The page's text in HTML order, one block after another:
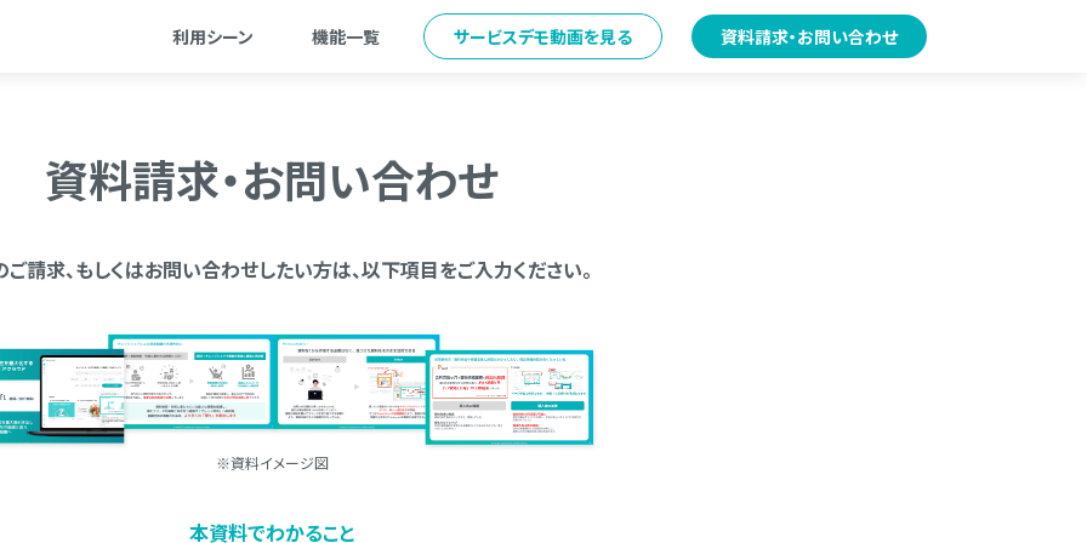
利用シーン 機能一覧 サービスデモ動画を見る 資料請求・お問い合わせ
資料請求・お問い合わせ
請求、もしくはお問い合わせしたい方は、以下項目をご入力ください。
※資料イメージ図
本資料でわかること